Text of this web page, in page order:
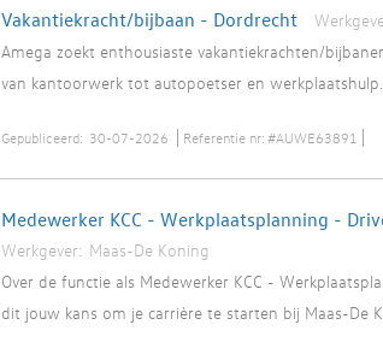
Vakantiekracht/bijbaan - Dordrecht
Amega zoekt enthousiaste vakantiekrachten/
van kantoorwerk tot autopoetser en werkplaatshulp.
Gepubliceerd: 30-07-2026 Referentie nr: #AUWE63891
Medewerker KCC - Werkplaatsplanning -
Werkgever: Maas-De Koning
Over de functie als Medewerker KCC -
dit jouw kans om je carrière te starten bij Maas-De